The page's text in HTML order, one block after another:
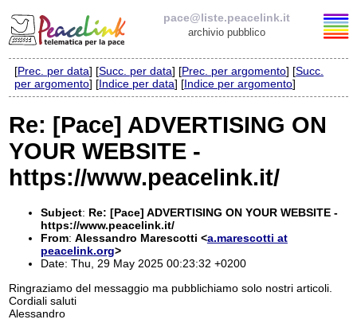
pace@liste.peacelink.it
archivio pubblico
Elenco delle liste
Iscrizione / Cancellazione
Policy delle liste di PeaceLink
Informativa sulla privacy
Richieste di rimozione
[Prec. per data] [Succ. per data] [Prec. per argomento] [Succ.
per argomento] [Indice per data] [Indice per argomento]
Re: [Pace] ADVERTISING ON
YOUR WEBSITE -
https://www.peacelink.it/
Subject: Re: [Pace] ADVERTISING ON YOUR WEBSITE -
https://www.peacelink.it/
From: Alessandro Marescotti <a.marescotti at
peacelink.org>
Date: Thu, 29 May 2025 00:23:32 +0200
Ringraziamo del messaggio ma pubblichiamo solo nostri articoli.
Cordiali saluti
Alessandro